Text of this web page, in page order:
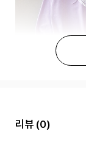
리뷰 (0)